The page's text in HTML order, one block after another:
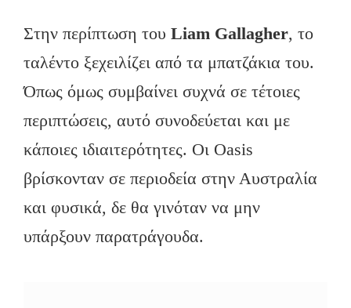
Στην περίπτωση του Liam Gallagher, το
ταλέντο ξεχειλίζει από τα μπατζάκια του.
Όπως όμως συμβαίνει συχνά σε τέτοιες
περιπτώσεις, αυτό συνοδεύεται και με
κάποιες ιδιαιτερότητες. Οι Oasis
βρίσκονταν σε περιοδεία στην Αυστραλία
και φυσικά, δε θα γινόταν να μην
υπάρξουν παρατράγουδα.